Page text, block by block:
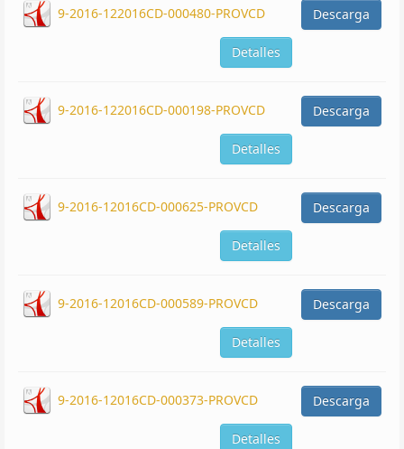
9-2016-122016CD-000480-PROVCD Descarga
Detalles
9-2016-122016CD-000198-PROVCD Descarga
Detalles
9-2016-12016CD-000625-PROVCD Descarga
Detalles
9-2016-12016CD-000589-PROVCD Descarga
Detalles
9-2016-12016CD-000373-PROVCD Descarga
Detalles